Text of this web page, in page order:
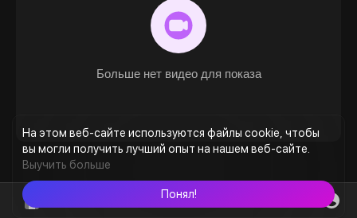
На этом веб-сайте используются файлы cookie, чтобы
вы могли получить лучший опыт на нашем веб-сайте.
Выучить больше
Понял!
Больше нет видео для показа